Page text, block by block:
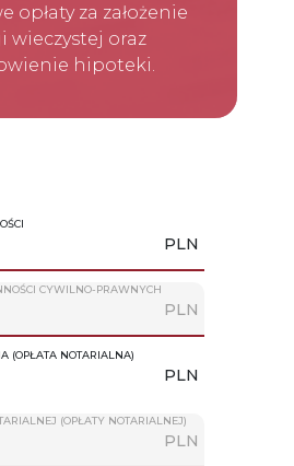
opłaty za założenie
wieczystej oraz
hipoteki.
PLN
CYWILNO-PRAWNYCH
PLN
(OPŁATA NOTARIALNA)
PLN
(OPŁATY NOTARIALNEJ)
PLN